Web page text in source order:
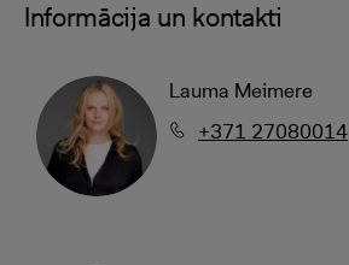
Informācija un kontakti
Lauma Meimere
+371 27080014